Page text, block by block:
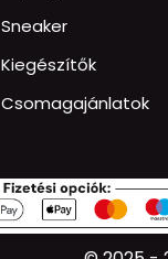
Sneaker
Kiegészítők
Csomagajánlatok